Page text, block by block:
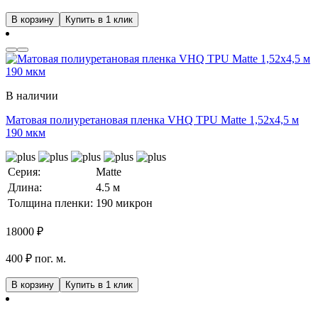
В корзину Купить в 1 клик
В наличии
Матовая полиуретановая пленка VHQ TPU Matte 1,52х4,5 м
190 мкм
Серия:
Matte
Длина:
4.5 м
Толщина пленки: 190 микрон
18000 ₽
400 ₽ пог. м.
В корзину Купить в 1 клик